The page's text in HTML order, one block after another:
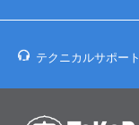
テクニカルサポート